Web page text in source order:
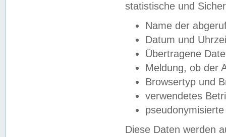
statistische und
Name der
Datum und
Übertragene
Meldung, ob der
Browsertyp und
verwendetes
Diese Daten werden